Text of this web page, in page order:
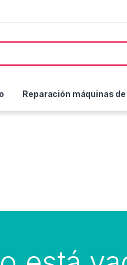
Reparación máquinas